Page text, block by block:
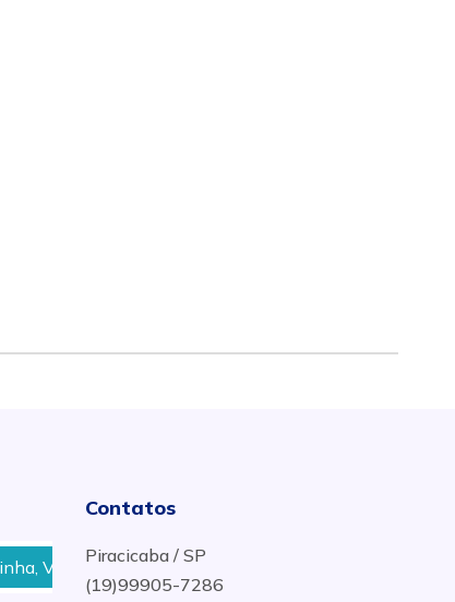
Sônia, Parque Orlanda, Jardim Colina Verde em
Contatos
Piracicaba / SP
(19)99905-7286